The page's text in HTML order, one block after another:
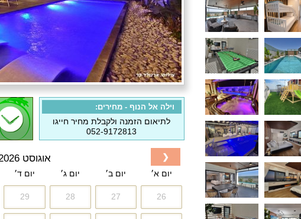
וילה אל הנוף - מחירים:
לתיאום הזמנה ולקבלת מחיר חייגו
052-9172813
אוגוסט 2026
יום א׳ יום ב׳ יום ג׳ יום ד׳
26
27
28
29
❮